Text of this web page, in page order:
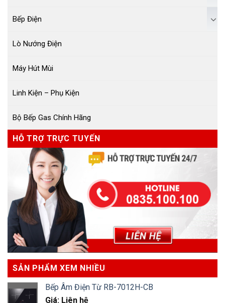
Bếp Điện
Lò Nướng Điện
Máy Hút Mùi
Linh Kiện – Phụ Kiện
Bộ Bếp Gas Chính Hãng
HỖ TRỢ TRỰC TUYẾN
SẢN PHẨM XEM NHIỀU
Bếp Âm Điện Từ RB-7012H-CB
Giá: Liên hệ